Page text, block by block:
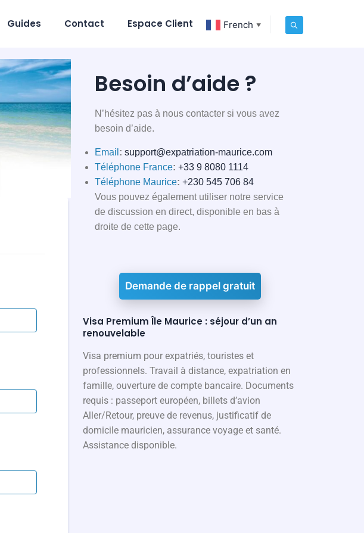
Guides Contact Espace Client French ▼
Besoin d’aide ?
N’hésitez pas à nous contacter si vous avez
besoin d’aide.
Email : support@expatriation-maurice.com
Téléphone France: +33 9 8080 1114
Téléphone Maurice: +230 545 706 84
Vous pouvez également utiliser notre service
de discussion en direct, disponible en bas à
droite de cette page.
Demande de rappel gratuit
Visa Premium Île Maurice : séjour d’un an
renouvelable
Visa premium pour expatriés, touristes et
professionnels. Travail à distance, expatriation en
famille, ouverture de compte bancaire. Documents
requis : passeport européen, billets d’avion
Aller/Retour, preuve de revenus, justificatif de
domicile mauricien, assurance voyage et santé.
Assistance disponible.